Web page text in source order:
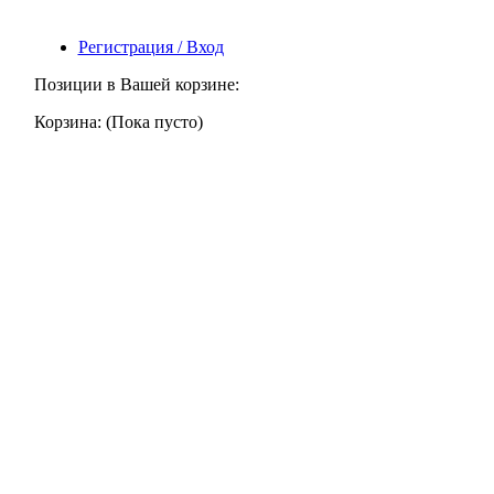
Регистрация / Вход
Позиции в Вашей корзине:
Корзина: (Пока пусто)